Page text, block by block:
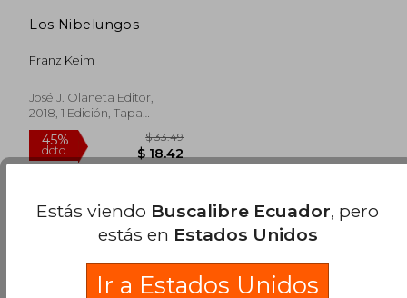
Los Nibelungos
Franz Keim
José J. Olañeta Editor,
2018, 1 Edición, Tapa
Blanda, Nuevo
Estás viendo Buscalibre Ecuador, pero
estás en Estados Unidos
Ir a Estados Unidos